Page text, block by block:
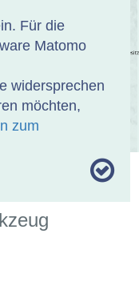
Für die
Matomo
widersprechen
möchten,
zum